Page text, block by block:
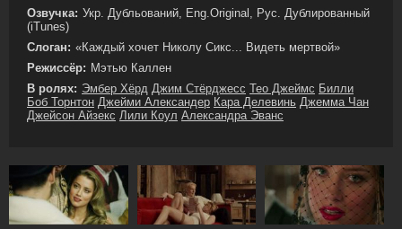
Озвучка: Укр. Дубльований, Eng.Original, Рус. Дублированный
(iTunes)
Слоган: «Каждый хочет Николу Сикс... Видеть мертвой»
Режиссёр: Мэтью Каллен
В ролях: Эмбер Хёрд Джим Стёрджесс Тео Джеймс Билли
Боб Торнтон Джейми Александер Кара Делевинь Джемма Чан
Джейсон Айзекс Лили Коул Александра Эванс